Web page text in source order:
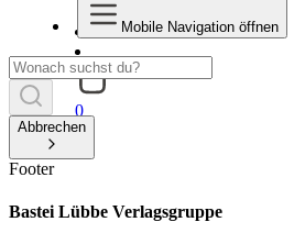
0
Mobile Navigation öffnen
Abbrechen
Footer
Bastei Lübbe Verlagsgruppe